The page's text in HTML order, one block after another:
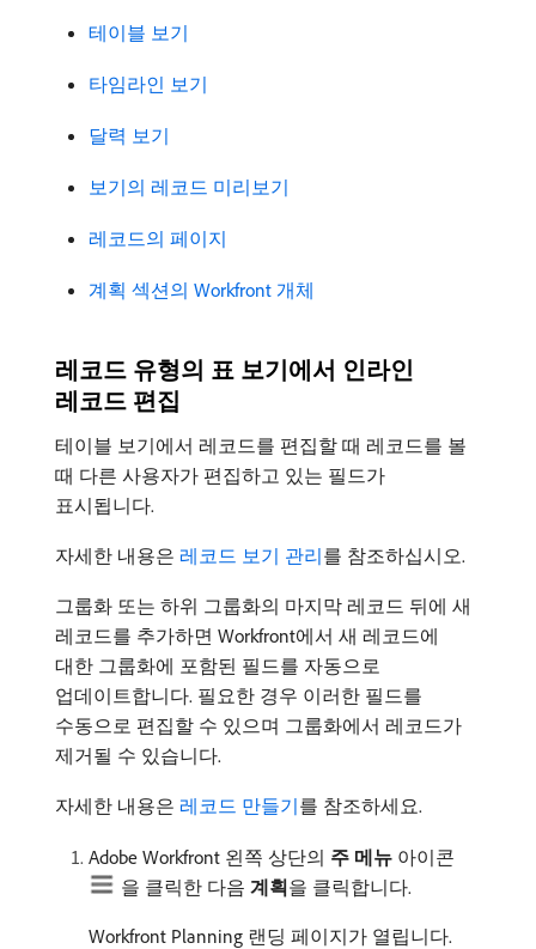
테이블 보기
타임라인 보기
달력 보기
보기의 레코드 미리보기
레코드의 페이지
계획 섹션의 Workfront 개체
레코드 유형의 표 보기에서 인라인
레코드 편집
테이블 보기에서 레코드를 편집할 때 레코드를 볼
때 다른 사용자가 편집하고 있는 필드가
표시됩니다.
자세한 내용은 레코드 보기 관리를 참조하십시오.
그룹화 또는 하위 그룹화의 마지막 레코드 뒤에 새
레코드를 추가하면 Workfront에서 새 레코드에
대한 그룹화에 포함된 필드를 자동으로
업데이트합니다. 필요한 경우 이러한 필드를
수동으로 편집할 수 있으며 그룹화에서 레코드가
제거될 수 있습니다.
자세한 내용은 레코드 만들기를 참조하세요.
Adobe Workfront 왼쪽 상단의 주 메뉴 아이콘
을 클릭한 다음 계획​을 클릭합니다.
Workfront Planning 랜딩 페이지가 열립니다.